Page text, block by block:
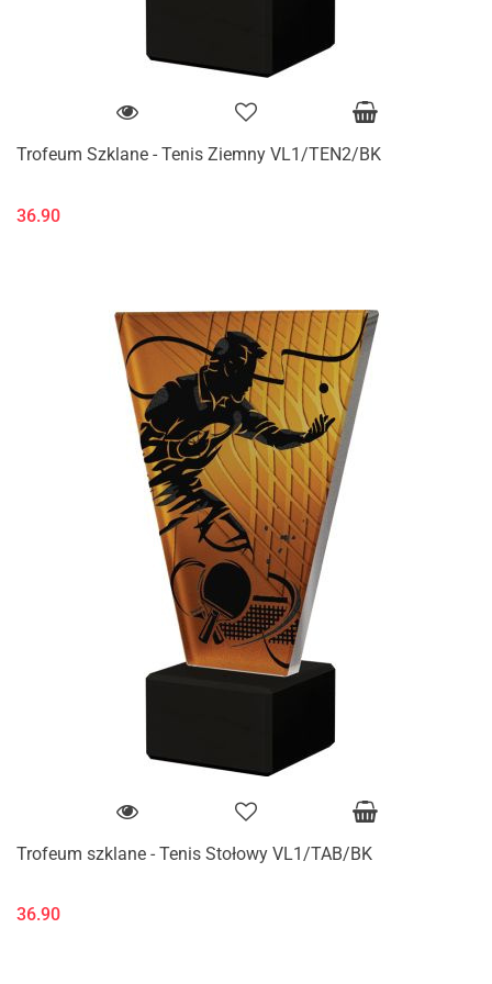
Trofeum Szklane - Tenis Ziemny VL1/TEN2/BK
36.90
Trofeum szklane - Tenis Stołowy VL1/TAB/BK
36.90